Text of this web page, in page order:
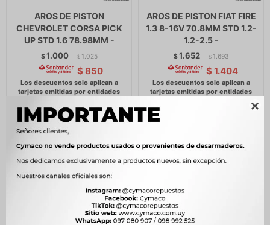

AROS DE PISTON
CHEVROLET CORSA PICK
UP STD 1.6 78.98MM -
$1.000 $ 1.025
$ 850
AROS DE PISTON FIAT FIRE
1.3 8-16V 70.8MM STD 1.2-
1.2-2.5 -
$1.652 $ 1.693
$ 1.404